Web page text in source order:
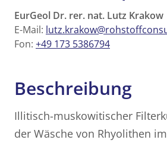
EurGeol Dr. rer. nat. Lutz Krakow
E-Mail:
Fon: +49 173 5386794
Beschreibung
Illitisch-muskowitischer
der Wäsche von Rhyolithen